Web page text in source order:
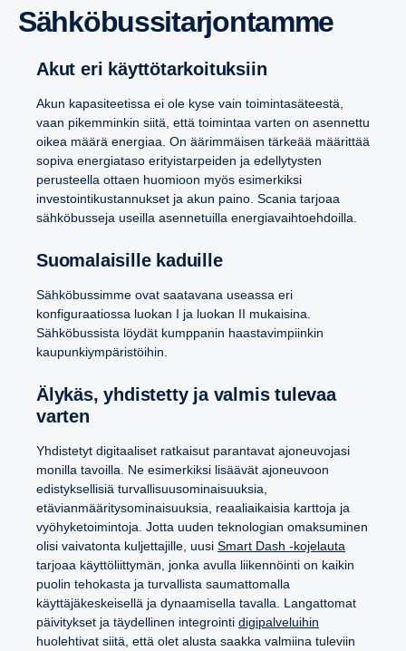
Sähkö­bus­si­tar­jon­tamme
Akut eri käyttötarkoituksiin
Akun kapasiteetissa ei ole kyse vain toimintasäteestä,
vaan pikemminkin siitä, että toimintaa varten on asennettu
oikea määrä energiaa. On äärimmäisen tärkeää määrittää
sopiva energiataso erityistarpeiden ja edellytysten
perusteella ottaen huomioon myös esimerkiksi
investointikustannukset ja akun paino. Scania tarjoaa
sähköbusseja useilla asennetuilla energiavaihtoehdoilla.
Suomalaisille kaduille
Sähköbussimme ovat saatavana useassa eri
konfiguraatiossa luokan I ja luokan II mukaisina.
Sähköbussista löydät kumppanin haastavimpiinkin
kaupunkiympäristöihin.
Älykäs, yhdistetty ja valmis tulevaa
varten
Yhdistetyt digitaaliset ratkaisut parantavat ajoneuvojasi
monilla tavoilla. Ne esimerkiksi lisäävät ajoneuvoon
edistyksellisiä turvallisuusominaisuuksia,
etävianmääritysominaisuuksia, reaaliaikaisia karttoja ja
vyöhyketoimintoja. Jotta uuden teknologian omaksuminen
olisi vaivatonta kuljettajille, uusi Smart Dash -kojelauta
tarjoaa käyttöliittymän, jonka avulla liikennöinti on kaikin
puolin tehokasta ja turvallista saumattomalla
käyttäjäkeskeisellä ja dynaamisella tavalla. Langattomat
päivitykset ja täydellinen integrointi digipalveluihin
huolehtivat siitä, että olet alusta saakka valmiina tuleviin